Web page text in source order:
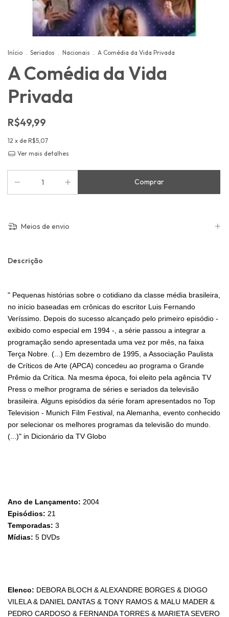
Início . Seriados . Nacionais . A Comédia da Vida Privada
A Comédia da Vida
Privada
R$49,99
12 x de R$5,07
Ver mais detalhes
Meios de envio
Descrição
" Pequenas histórias sobre o cotidiano da classe média brasileira,
no início baseadas em crônicas do escritor Luis Fernando
Veríssimo. Depois do sucesso alcançado pelo primeiro episódio -
exibido como especial em 1994 -, a série passou a integrar a
programação sendo apresentada uma vez por mês, na faixa
Terça Nobre. (...) Em dezembro de 1995, a Associação Paulista
de Críticos de Arte (APCA) concedeu ao programa o Grande
Prêmio da Crítica. Na mesma época, foi eleito pela agência TV
Press o melhor programa de séries e seriados da televisão
brasileira. Alguns episódios da série foram apresentados no Top
Television - Munich Film Festival, na Alemanha, evento conhecido
por selecionar os melhores programas da televisão do mundo.
(...)" in Dicionário da TV Globo
Ano de Lançamento: 2004
Episódios: 21
Temporadas: 3
Mídias: 5 DVDs
Elenco: DEBORA BLOCH & ALEXANDRE BORGES & DIOGO
VILELA & DANIEL DANTAS & TONY RAMOS & MALU MADER &
PEDRO CARDOSO & FERNANDA TORRES & MARIETA SEVERO